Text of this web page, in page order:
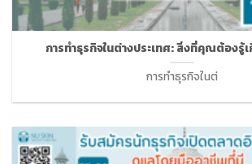
การทำธุรกิจในต่างประเทศ: สิ่งที่คุณต้องรู้
การทำธุรกิจในต่